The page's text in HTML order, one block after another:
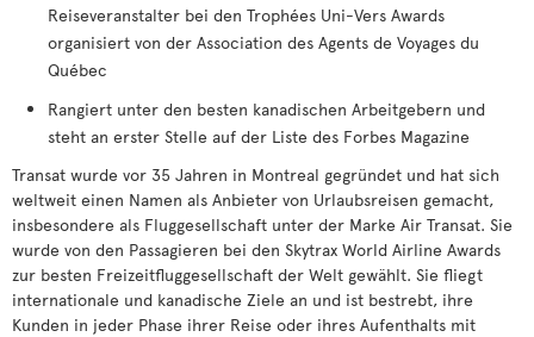
Reiseveranstalter bei den Trophées Uni-Vers Awards
organisiert von der Association des Agents de Voyages du
Québec
Rangiert unter den besten kanadischen Arbeitgebern und
steht an erster Stelle auf der Liste des Forbes Magazine
Transat wurde vor 35 Jahren in Montreal gegründet und hat sich
weltweit einen Namen als Anbieter von Urlaubsreisen gemacht,
insbesondere als Fluggesellschaft unter der Marke Air Transat. Sie
wurde von den Passagieren bei den Skytrax World Airline Awards
zur besten Freizeitfluggesellschaft der Welt gewählt. Sie fliegt
internationale und kanadische Ziele an und ist bestrebt, ihre
Kunden in jeder Phase ihrer Reise oder ihres Aufenthalts mit